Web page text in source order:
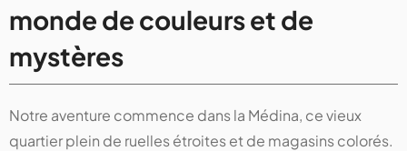
monde de couleurs et de
mystères
Notre aventure commence dans la Médina, ce vieux
quartier plein de ruelles étroites et de magasins colorés.